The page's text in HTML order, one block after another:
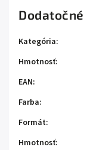
Kategória:
Hmotnosť:
EAN:
Farba:
Formát:
Hmotnosť: